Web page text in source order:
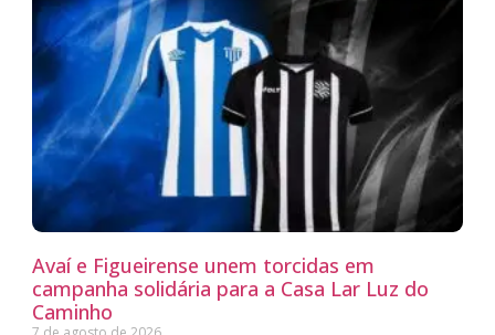
Avaí e Figueirense unem torcidas em
campanha solidária para a Casa Lar Luz do
Caminho